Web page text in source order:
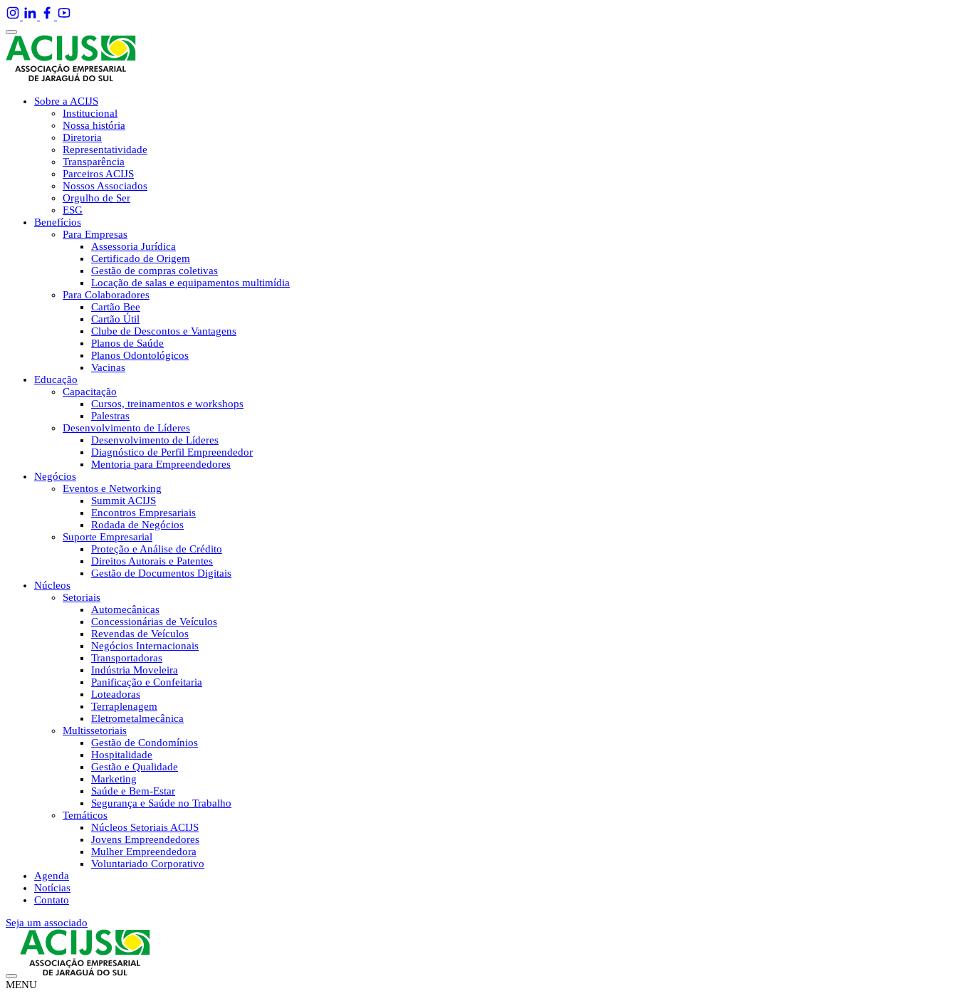
Sobre a ACIJS
Institucional
Nossa história
Diretoria
Representatividade
Transparência
Parceiros ACIJS
Nossos Associados
Orgulho de Ser
ESG
Benefícios
Para Empresas
Assessoria Jurídica
Certificado de Origem
Gestão de compras coletivas
Locação de salas e equipamentos multimídia
Para Colaboradores
Cartão Bee
Cartão Útil
Clube de Descontos e Vantagens
Planos de Saúde
Planos Odontológicos
Vacinas
Educação
Capacitação
Cursos, treinamentos e workshops
Palestras
Desenvolvimento de Líderes
Desenvolvimento de Líderes
Diagnóstico de Perfil Empreendedor
Mentoria para Empreendedores
Negócios
Eventos e Networking
Summit ACIJS
Encontros Empresariais
Rodada de Negócios
Suporte Empresarial
Proteção e Análise de Crédito
Direitos Autorais e Patentes
Gestão de Documentos Digitais
Núcleos
Setoriais
Automecânicas
Concessionárias de Veículos
Revendas de Veículos
Negócios Internacionais
Transportadoras
Indústria Moveleira
Panificação e Confeitaria
Loteadoras
Terraplenagem
Eletrometalmecânica
Multissetoriais
Gestão de Condomínios
Hospitalidade
Gestão e Qualidade
Marketing
Saúde e Bem-Estar
Segurança e Saúde no Trabalho
Temáticos
Núcleos Setoriais ACIJS
Jovens Empreendedores
Mulher Empreendedora
Voluntariado Corporativo
Agenda
Notícias
Contato
Seja um associado
MENU